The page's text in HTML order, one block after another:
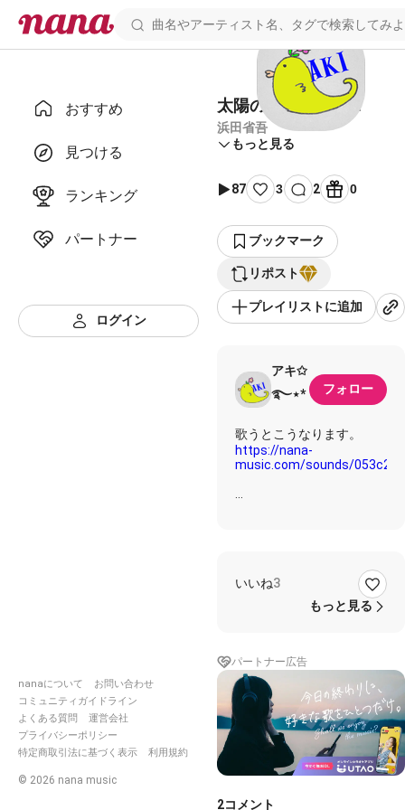
おすすめ
見つける
ランキング
パートナー
ログイン
nanaについて
お問い合わせ
コミュニティガイドライン
よくある質問
運営会社
プライバシーポリシー
特定商取引法に基づく表示
利用規約
© 2026 nana music
太陽の下へ 伴奏 ＋1
浜田省吾
もっと見る
87 3 2 0
ブックマーク
リポスト
プレイリストに追加
アキ✩
࿐⋆*
フォロー
https://nana-
music.com/sounds/
グラスに満たされた失意
君は飲み干して
涙に押し流される眠る テ
もいいけど
If you don't love me any
more, please let me go
If you don't need me any
more, please set me free
君のその寂しさ救えるのは
もう僕じゃない
いいね3
もっと見る
パートナー広告
2コメント